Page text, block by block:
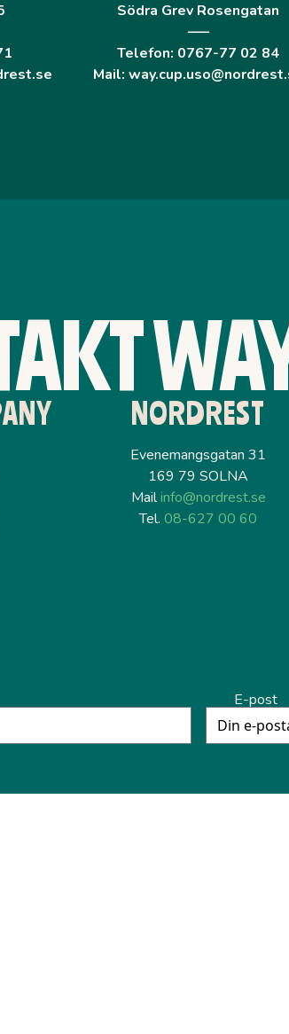
Södra Grev Rosengatan
–––
Telefon: 0767-77 02 84
Mail:
NORDREST
Evenemangsgatan 31
169 79 SOLNA
Mailinfo@nordrest.se
Tel.08-627 00 60
E-post